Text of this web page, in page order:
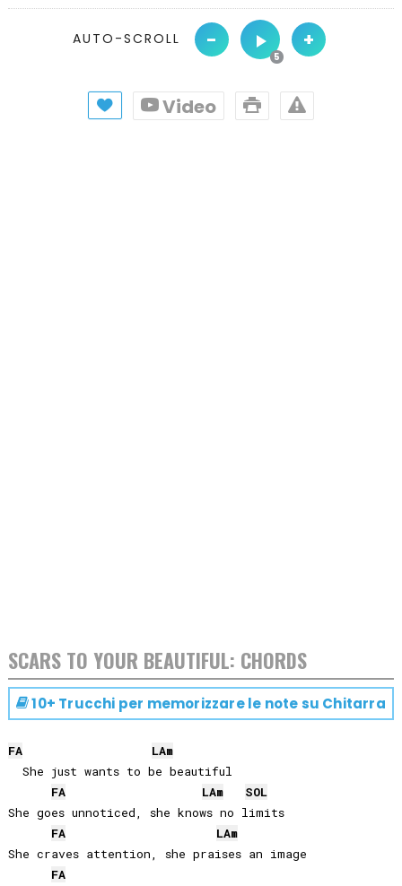
AUTO-SCROLL - +
Video
SCARS TO YOUR BEAUTIFUL: CHORDS
10+ Trucchi per memorizzare le note su Chitarra
FA LAm
  She just wants to be beautiful
FA
LAm
SOL
She goes unnoticed, she knows no limits
FA
LAm
She craves attention, she praises an image
FA